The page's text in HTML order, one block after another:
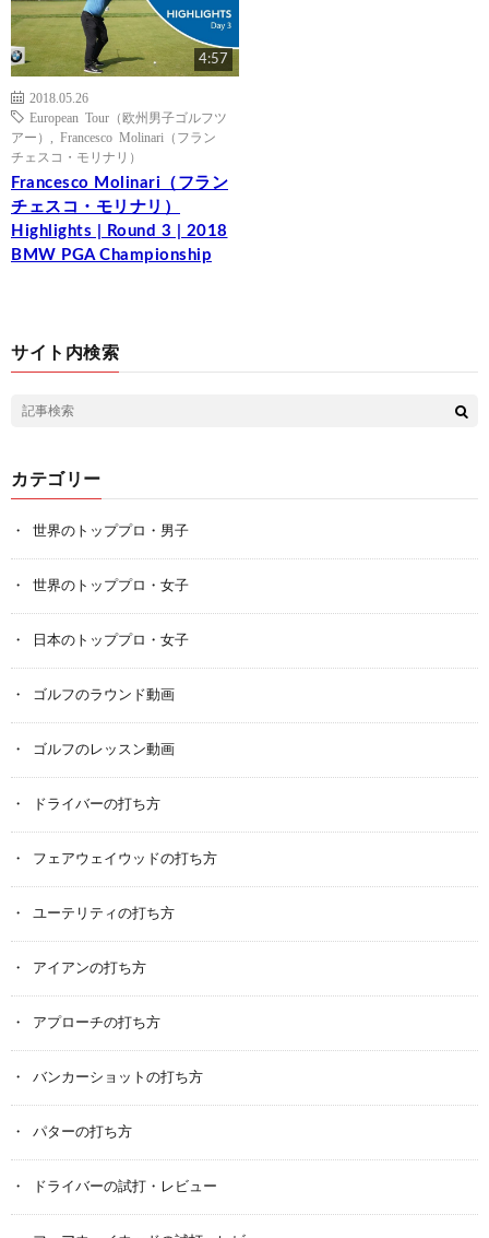
4:57
2018.05.26
European Tour（欧州男子ゴルフツ
アー）
Francesco Molinari（フラン
チェスコ・モリナリ）
Francesco Molinari（フラン
チェスコ・モリナリ）
Highlights | Round 3 | 2018
BMW PGA Championship
サイト内検索
カテゴリー
世界のトッププロ・男子
世界のトッププロ・女子
日本のトッププロ・女子
ゴルフのラウンド動画
ゴルフのレッスン動画
ドライバーの打ち方
フェアウェイウッドの打ち方
ユーテリティの打ち方
アイアンの打ち方
アプローチの打ち方
バンカーショットの打ち方
パターの打ち方
ドライバーの試打・レビュー